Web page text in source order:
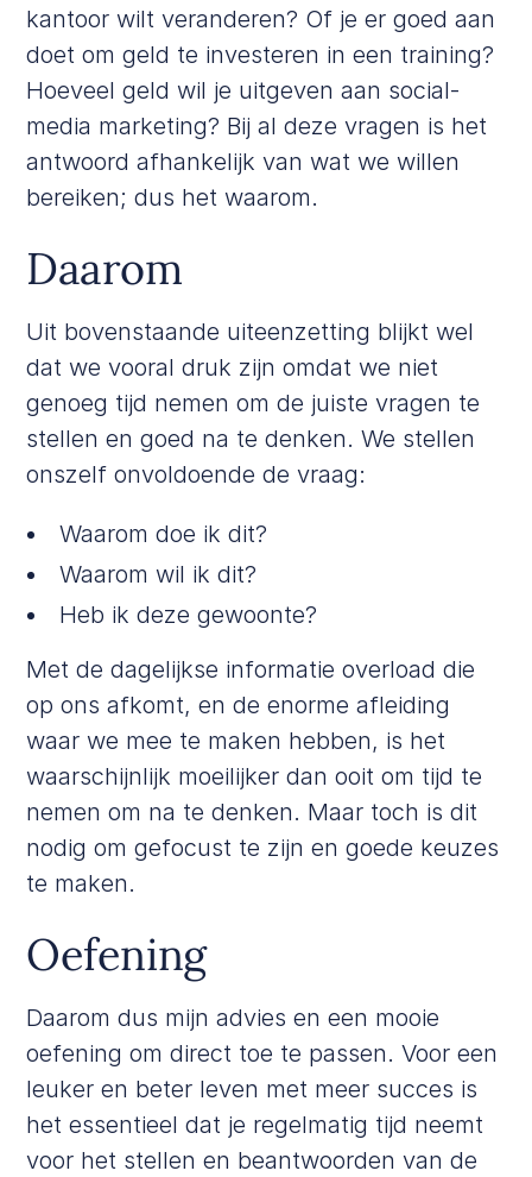
kantoor wilt veranderen? Of je er goed aan
doet om geld te investeren in een training?
Hoeveel geld wil je uitgeven aan social-
media marketing? Bij al deze vragen is het
antwoord afhankelijk van wat we willen
bereiken; dus het waarom.
Daarom
Uit bovenstaande uiteenzetting blijkt wel
dat we vooral druk zijn omdat we niet
genoeg tijd nemen om de juiste vragen te
stellen en goed na te denken. We stellen
onszelf onvoldoende de vraag:
Waarom doe ik dit?
Waarom wil ik dit?
Heb ik deze gewoonte?
Met de dagelijkse informatie overload die
op ons afkomt, en de enorme afleiding
waar we mee te maken hebben, is het
waarschijnlijk moeilijker dan ooit om tijd te
nemen om na te denken. Maar toch is dit
nodig om gefocust te zijn en goede keuzes
te maken.
Oefening
Daarom dus mijn advies en een mooie
oefening om direct toe te passen. Voor een
leuker en beter leven met meer succes is
het essentieel dat je regelmatig tijd neemt
voor het stellen en beantwoorden van de